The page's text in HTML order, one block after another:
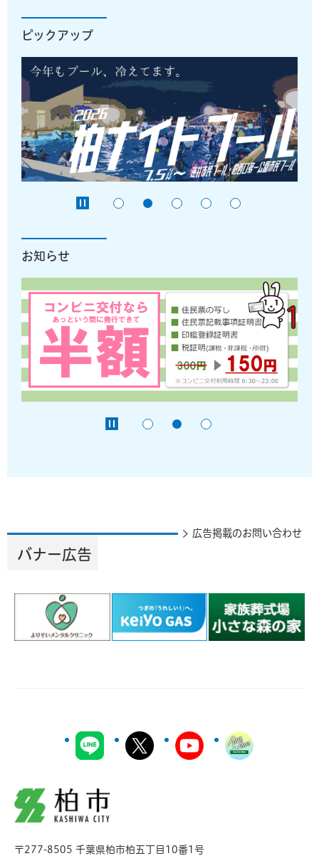
ピックアップ
お知らせ
バナー広告
広告掲載のお問い合わせ
柏市
〒277-8505 千葉県柏市柏五丁目10番1号